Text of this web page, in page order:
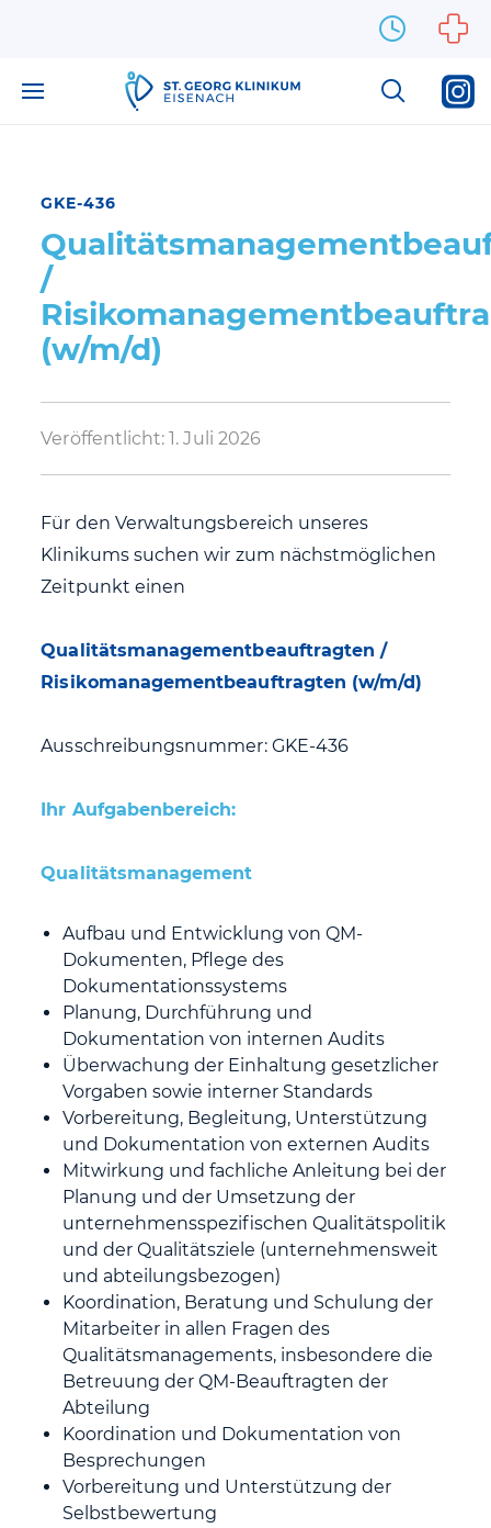
GKE-436
/
(w/m/d)
Veröffentlicht:1. Juli 2026
Für den Verwaltungsbereich unseres
Klinikums suchen wir zum nächstmöglichen
Zeitpunkt einen
Qualitätsmanagementbeauftragten /
Risikomanagementbeauftragten (w/m/d)
Ausschreibungsnummer: GKE-436
Ihr Aufgabenbereich:
Qualitätsmanagement
Aufbau und Entwicklung von QM-
Dokumenten, Pflege des
Dokumentationssystems
Planung, Durchführung und
Dokumentation von internen Audits
Überwachung der Einhaltung gesetzlicher
Vorgaben sowie interner Standards
Vorbereitung, Begleitung, Unterstützung
und Dokumentation von externen Audits
Mitwirkung und fachliche Anleitung bei der
Planung und der Umsetzung der
unternehmensspezifischen Qualitätspolitik
und der Qualitätsziele (unternehmensweit
und abteilungsbezogen)
Koordination, Beratung und Schulung der
Mitarbeiter in allen Fragen des
Qualitätsmanagements, insbesondere die
Betreuung der QM-Beauftragten der
Abteilung
Koordination und Dokumentation von
Besprechungen
Vorbereitung und Unterstützung der
Selbstbewertung